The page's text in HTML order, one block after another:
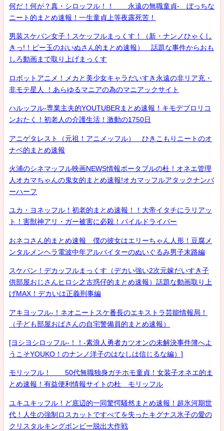
何だ！何が？真・シロッフル！！ 永遠の無職童貞- ぼっちな
ニート的まとめ速報！一生童貞上等夜露死苦！
男装スケバン女子！スケッフルまっくす！（新・ナンノひゃくし
きっ!！ビー玉のおいぬさん的まとめ速報） 話題な事件からおも
しろ動画まで取り上げまっくす
ロボットアニメ！メカと美少女キャラだいすき永遠の非リア充・
非モテ星人 ！あらゆるマニアの為のマニアックサイト
ハルッフル-専業主夫的YOUTUBERまとめ速報！キモデブロリコ
ンおたく！初老人の介護生活！激動の1750日
アニゲタレスト（元祖！アニメッフル） ひきこもりニートのオ
ナベ的まとめ速報
火浦のシネマッフル映画NEWS情報ポータブルの杜！オネエ管理
人オカマちゃんの鬼女的まとめ速報!オカマッフルアタックナンバ
ーハーフ
ユカ・ヨネッフル！初老的まとめ速報！！大帝イタチにラリアッ
ト！害獣神アリ・ガー被害に必殺！パイルドライバー
おネコさん的まとめ速報 僕の彼女はエリーちゃん人形！豆腐メ
ンタルメンヘラ電波中年アルバイターのぬいぐるみ男子末路編
スケバン！デカッフルまっくす（デカい強い2次元嫁だいすき子
供部屋おじさんヒロシ之古惑仔的まとめ速報）話題な動画取り上
げMAX！デカいは正義刑事編
アキヨッフル-！ネオニートスケ番長のエキストラ芸能情報局！
（子ども部屋おばさんの自宅警備員的まとめ速報）
[ヨシヨシロッフル-！！-素浪人勇者カツオンの未解決事件簿へよ
うこそYOUKO！のナンノ洋子のはなしは信じるな編）]
モリッフル！ 50代無職独身ガチホモ童貞！女装子オネエ的ま
とめ速報！有益便利情報サイトの杜 モリッフル
ユキユキッフル！ど底辺的一同驚愕騒然まとめ速報！超氷河期世
代！人生の強制ロスカットですべてを失ったキグナス氷子の愛の
クリスタルキングボンビー脱出大作戦